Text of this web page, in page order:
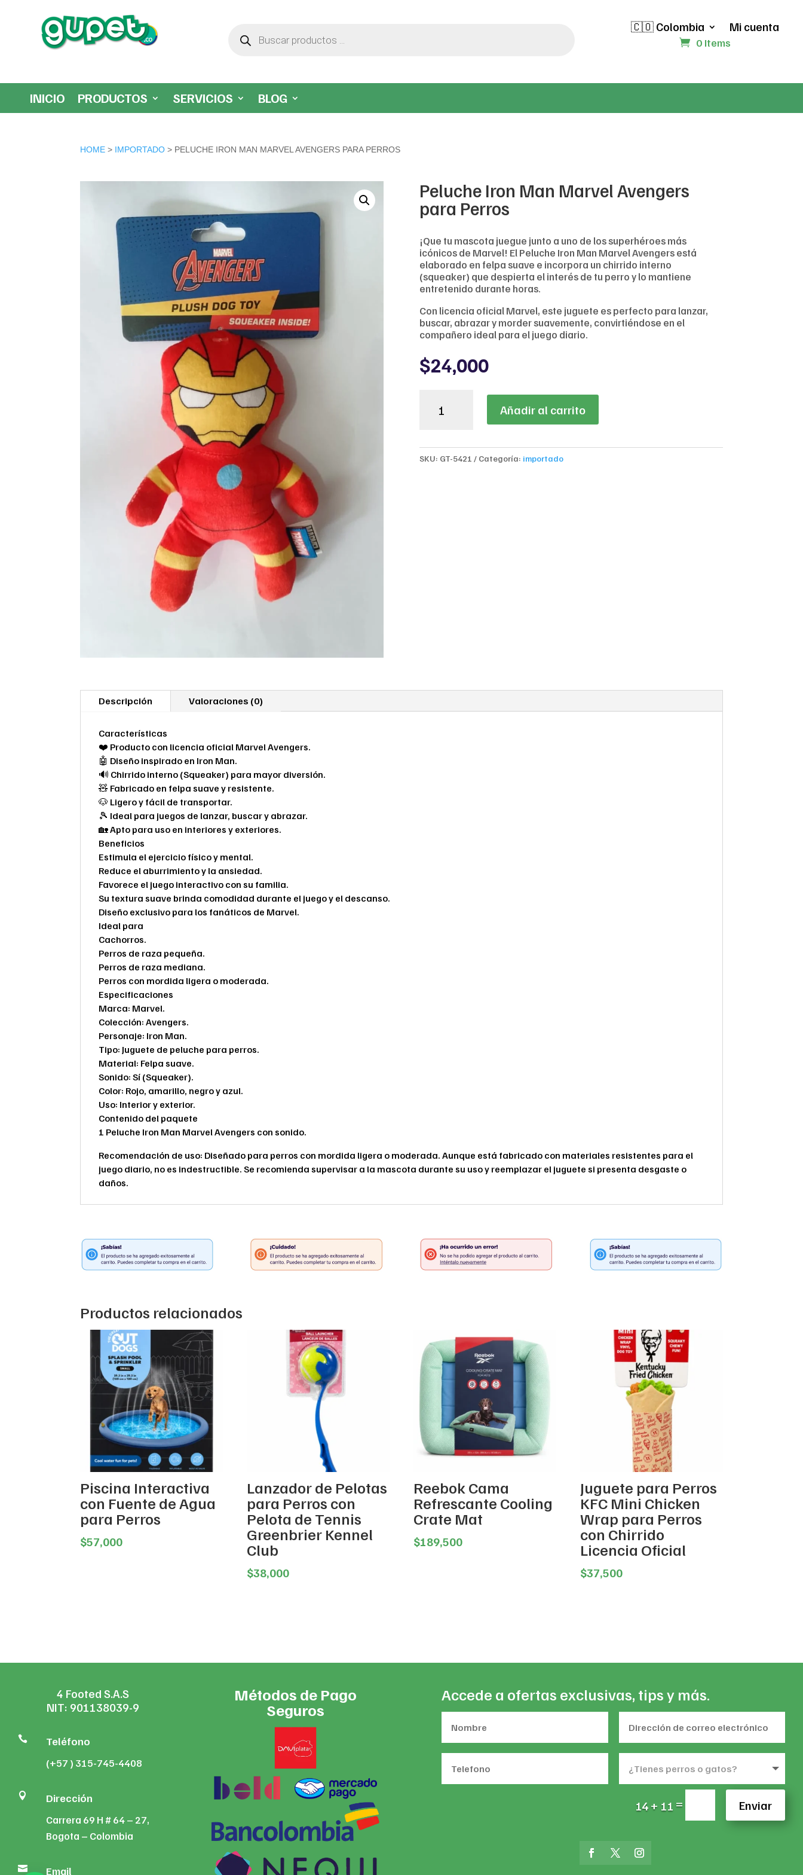
productos
🇨🇴 Colombia Mi cuenta
0 Items
INICIO PRODUCTOS SERVICIOS BLOG
HOME > IMPORTADO > PELUCHE IRON MAN MARVEL AVENGERS PARA PERROS
Peluche Iron Man Marvel Avengers
para Perros
¡Que tu mascota juegue junto a uno de los superhéroes más
icónicos de Marvel! El Peluche Iron Man Marvel Avengers está
elaborado en felpa suave e incorpora un chirrido interno
(squeaker) que despierta el interés de tu perro y lo mantiene
entretenido durante horas.
Con licencia oficial Marvel, este juguete es perfecto para lanzar,
buscar, abrazar y morder suavemente, convirtiéndose en el
compañero ideal para el juego diario.
$24,000
Avengers
para
Añadir al carrito
SKU: GT-5421 Categoría: importado
Descripción Valoraciones (0)
Características
❤️ Producto con licencia oficial Marvel Avengers.
🤖 Diseño inspirado en Iron Man.
🔊 Chirrido interno (Squeaker) para mayor diversión.
🧸 Fabricado en felpa suave y resistente.
🐶 Ligero y fácil de transportar.
🎾 Ideal para juegos de lanzar, buscar y abrazar.
🏡 Apto para uso en interiores y exteriores.
Beneficios
Estimula el ejercicio físico y mental.
Reduce el aburrimiento y la ansiedad.
Favorece el juego interactivo con su familia.
Su textura suave brinda comodidad durante el juego y el descanso.
Diseño exclusivo para los fanáticos de Marvel.
Ideal para
Cachorros.
Perros de raza pequeña.
Perros de raza mediana.
Perros con mordida ligera o moderada.
Especificaciones
Marca: Marvel.
Colección: Avengers.
Personaje: Iron Man.
Tipo: Juguete de peluche para perros.
Material: Felpa suave.
Sonido: Sí (Squeaker).
Color: Rojo, amarillo, negro y azul.
Uso: Interior y exterior.
Contenido del paquete
1 Peluche Iron Man Marvel Avengers con sonido.
Recomendación de uso: Diseñado para perros con mordida ligera o moderada. Aunque está fabricado con materiales resistentes para el
juego diario, no es indestructible. Se recomienda supervisar a la mascota durante su uso y reemplazar el juguete si presenta desgaste o
daños.
Productos relacionados
Piscina Interactiva
con Fuente de Agua
para Perros
$57,000
Lanzador de Pelotas
para Perros con
Pelota de Tennis
Greenbrier Kennel
Club
$38,000
Reebok Cama
Refrescante Cooling
Crate Mat
$189,500
Juguete para Perros
KFC Mini Chicken
Wrap para Perros
con Chirrido
Licencia Oficial
$37,500
4 Footed S.A.S
NIT: 901138039-9
 Teléfono
(+57 ) 315-745-4408
 Dirección
Carrera 69 H # 64 – 27,
Bogota – Colombia
 Email
Métodos de Pago
Seguros
Accede a ofertas exclusivas, tips y más.
14 + 11 = Enviar